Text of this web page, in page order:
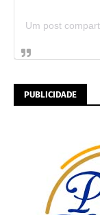
PUBLICIDADE